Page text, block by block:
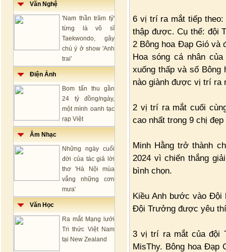
Văn Nghệ
'Nam thần trăm tỷ'
từng là võ sĩ
Taekwondo, gây
chú ý ở show 'Anh
trai'
Điện Ảnh
Bom tấn thu gần
24 tỷ đồng/ngày,
một mình oanh tạc
rạp Việt
Âm Nhạc
Những ngày cuối
đời của tác giả lời
thơ 'Hà Nội mùa
vắng những cơn
mưa'
Văn Học
Ra mắt Mạng lưới
Tri thức Việt Nam
tại New Zealand
6 vị trí ra mắt tiếp
thập được. Cụ thể: đội
2 Bông hoa Đạp Gió và
Hoa sóng cá nhân
xuống thấp và số
nào giành được vị trí ra
2 vị trí ra mắt cuối
cao nhất trong 9 chị
Minh Hằng trở thành
2024 vì chiến thắng
bình chọn.
Kiều Anh bước vào Đội
Đội Trưởng được yêu
3 vị trí ra mắt của đội
MisThy. Bông hoa Đạp